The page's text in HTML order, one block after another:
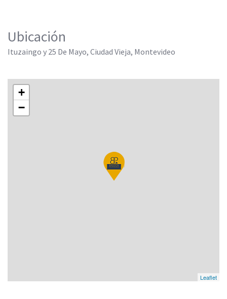
Ubicación
Ituzaingo y 25 De Mayo, Ciudad Vieja, Montevideo
+
−
Leaflet